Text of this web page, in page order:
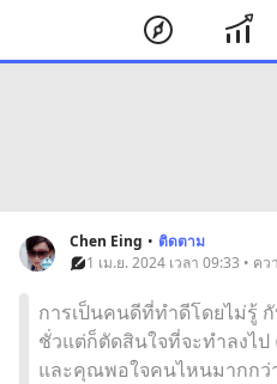
Chen Eing • ติดตาม
1 เม.ย. 2024 เวลา 09:33 • ค
การเป็นคนดีที่ทำดีโดยไม่รู้
ชั่วแต่ก็ตัดสินใจที่จะทำลงไ
และคุณพอใจคนไหนมากกว่